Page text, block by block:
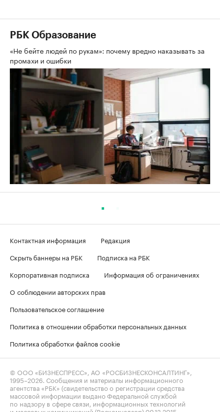
РБК Образование
«Не бейте людей по рукам»: почему вредно наказывать за
промахи и ошибки
Контактная информация
Редакция
Скрыть баннеры на РБК
Подписка на РБК
Корпоративная подписка
Информация об ограничениях
О соблюдении авторских прав
Пользовательское соглашение
Политика в отношении обработки персональных данных
Политика обработки файлов cookie
© ООО «БИЗНЕСПРЕСС», АО «РОСБИЗНЕСКОНСАЛТИНГ»,
1995–2026. Сообщения и материалы информационного
агентства «РБК» (свидетельство о регистрации средства
массовой информации выдано Федеральной службой
по надзору в сфере связи, информационных технологий